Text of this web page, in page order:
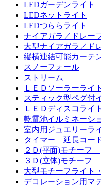
LEDガーデンライト
LEDネットライト
LEDつららライト
ナイアガラ／ドレー
大型ナイアガラ／ド
縦横連結可能カーテ
スノーフォール
ストリーム
ＬＥＤソーラーライト
スティック型ペグ付
ＬＥＤディスコライ
乾電池イルミネーシ
室内用ジュエリーラ
タイマー 延長コー
２Ｄ(平面)モチーフ
３Ｄ(立体)モチーフ
大型モチーフライト
デコレーション用マ